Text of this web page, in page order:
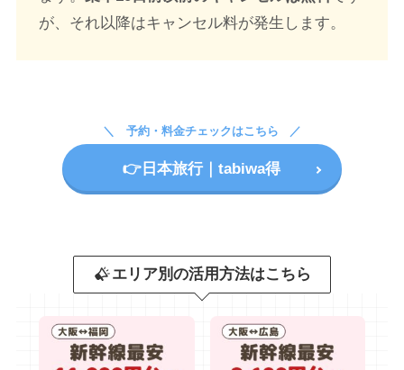
が、それ以降はキャンセル料が発生します。
予約・料金チェックはこちら
👉️日本旅行｜tabiwa得
エリア別の活用方法はこちら